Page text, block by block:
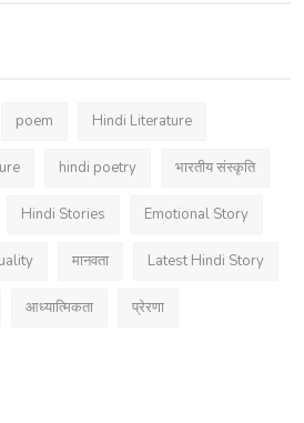
poem Hindi Literature
hindi poetry भारतीय संस्कृति
Hindi Stories Emotional Story
मानवता Latest Hindi Story
आध्यात्मिकता प्रेरणा